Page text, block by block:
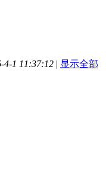
4-1 11:37:12 | 显示全部